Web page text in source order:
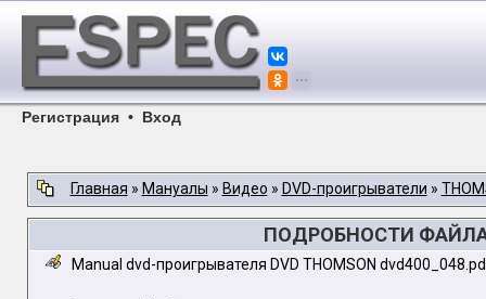
Регистрация • Вход
Главная » Мануалы » Видео » DVD-проигрыватели »
ПОДРОБНОСТИ ФАЙЛА
Manual dvd-проигрывателя DVD THOMSON